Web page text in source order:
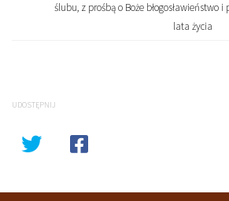
ślubu, z prośbą o Boże błogosławieństwo
lata życia
UDOSTĘPNIJ